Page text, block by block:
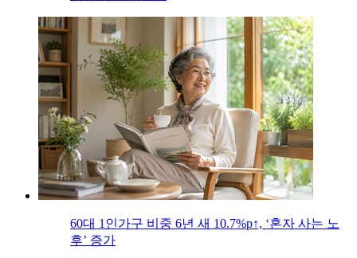
60대 1인가구 비중 6년 새 10.7%p↑, ‘혼자 사는 노
후’ 증가